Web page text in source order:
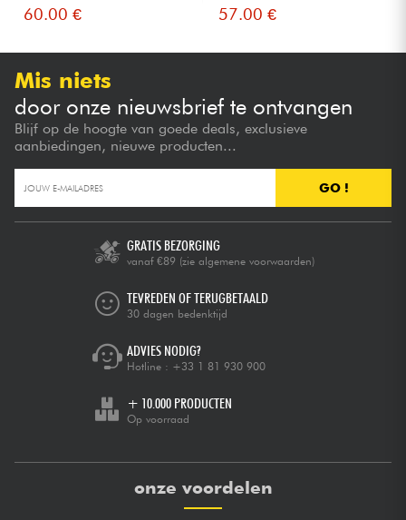
60.00 € 57.00 €
Mis niets
door onze nieuwsbrief te ontvangen
Blijf op de hoogte van goede deals, exclusieve
aanbiedingen, nieuwe producten...
GO !
GRATIS BEZORGING
vanaf €89 (zie algemene voorwaarden)
TEVREDEN OF TERUGBETAALD
30 dagen bedenktijd
ADVIES NODIG?
Hotline : +33 1 81 930 900
+ 10.000 PRODUCTEN
Op voorraad
onze voordelen